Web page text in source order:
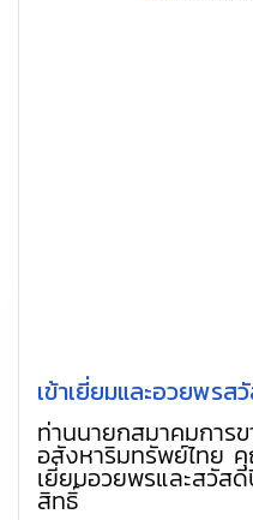
เข้าเยี่ยมและอวยพรส
ท่านนายกสมาคมการ
อสังหาริมทรัพย์ไทย
เยี่ยมอวยพรและสวัส
สิทธิ์